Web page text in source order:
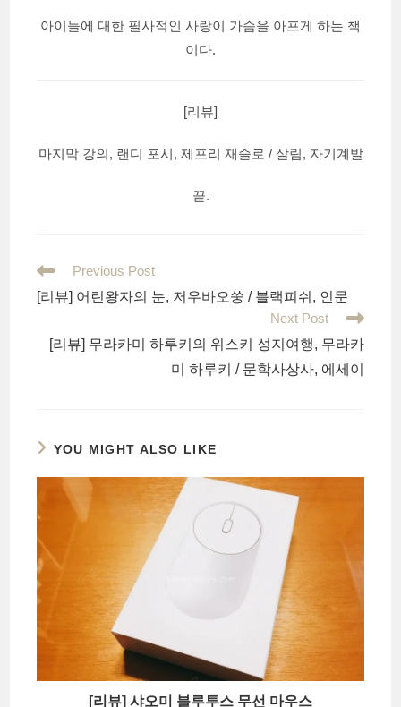
아이들에 대한 필사적인 사랑이 가슴을 아프게 하는 책
이다.
[리뷰]
마지막 강의, 랜디 포시, 제프리 재슬로 / 살림, 자기계발
끝.
Read
articles
Previous Post
[리뷰] 어린왕자의 눈, 저우바오쑹 / 블랙피쉬, 인문
Next Post
[리뷰] 무라카미 하루키의 위스키 성지여행, 무라카
미 하루키 / 문학사상사, 에세이
YOU MIGHT ALSO LIKE
[리뷰] 샤오미 블루투스 무선 마우스